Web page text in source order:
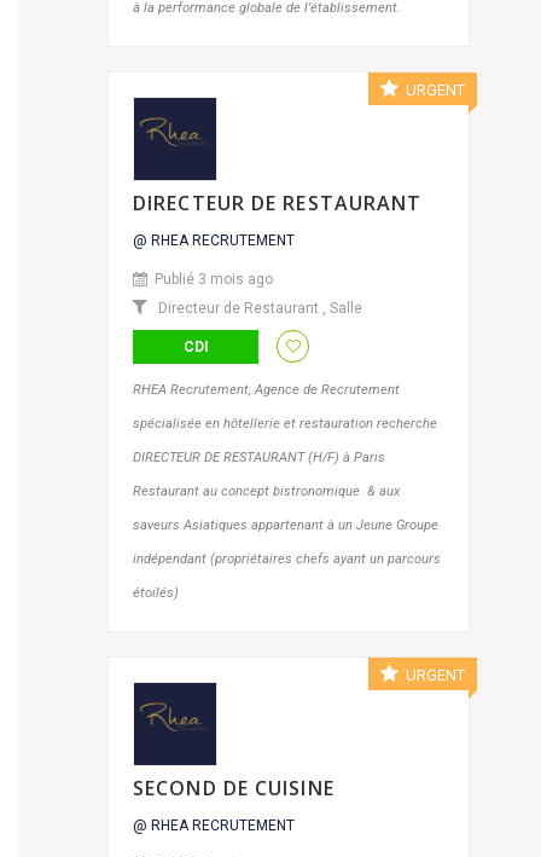
à la performance globale de l’établissement.
URGENT
DIRECTEUR DE RESTAURANT
@ RHEA RECRUTEMENT
Publié 3 mois ago
Directeur de Restaurant , Salle
CDI
RHEA Recrutement, Agence de Recrutement
spécialisée en hôtellerie et restauration recherche
DIRECTEUR DE RESTAURANT (H/F) à Paris
Restaurant au concept bistronomique & aux
saveurs Asiatiques appartenant à un Jeune Groupe
indépendant (propriétaires chefs ayant un parcours
étoilés)
URGENT
SECOND DE CUISINE
@ RHEA RECRUTEMENT